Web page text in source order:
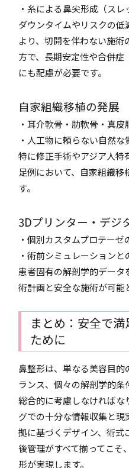
・糸による鼻尖形成（スレ
ダウンタイムやリスクの
より、切開を伴わない施
方で、長期安定性や合併症
にも配慮が必要です。
自家組織移植の発展
・耳介軟骨・肋軟骨・真
・人工物に頼らない自然
特に修正手術やアジア人
足例において、自家組織移
す。
3Dプリンター・デジ
・個別カスタムプロテーゼ
・術前シミュレーション
患者固有の解剖学的デー
術計画と安全な施術が可能
まとめ：安全で
ために
鼻整形は、単なる美容目
ランス、個々の解剖学的
総合的に考慮しなければ
グでの十分な情報収集と
拠に基づくデザイン、術
後管理がすべて揃ってこそ
形が実現します。